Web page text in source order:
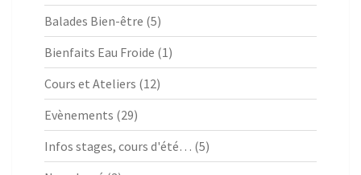
Balades Bien-être (5)
Bienfaits Eau Froide (1)
Cours et Ateliers (12)
Evènements (29)
Infos stages, cours d'été… (5)